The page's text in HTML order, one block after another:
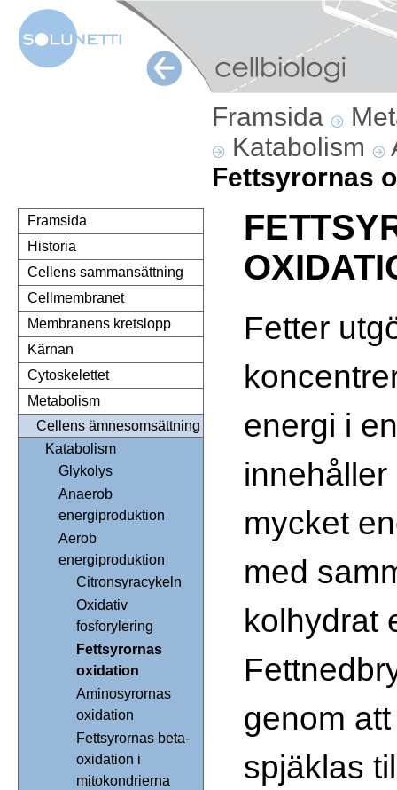
Framsida
Katabolism
Fettsyrornas
Framsida
Historia
Cellens sammansättning
Cellmembranet
Membranens kretslopp
Kärnan
Cytoskelettet
Metabolism
Cellens ämnesomsättning
Katabolism
Glykolys
Anaerob
energiproduktion
Aerob
energiproduktion
Citronsyracykeln
Oxidativ
fosforylering
Fettsyrornas
oxidation
Aminosyrornas
oxidation
Fettsyrornas beta-
oxidation i
mitokondrierna
Fetter
energi i
mycket
med
kolhydrat
genom
spjäklas